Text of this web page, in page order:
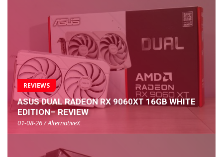
REVIEWS
ASUS DUAL RADEON RX 9060XT 16GB WHITE
EDITION– REVIEW
01-08-26 / AlternativeX